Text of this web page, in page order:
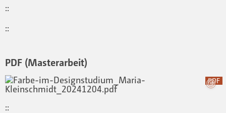
::
::
PDF (Masterarbeit)
PDF
::